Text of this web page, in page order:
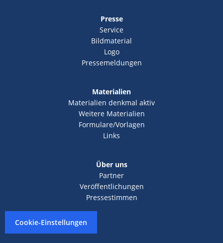
Presse
Service
Bildmaterial
Logo
Pressemeldungen
Materialien
Materialien denkmal aktiv
Weitere Materialien
Formulare/Vorlagen
Links
Über uns
Partner
Veröffentlichungen
Pressestimmen
Cookie-Einstellungen